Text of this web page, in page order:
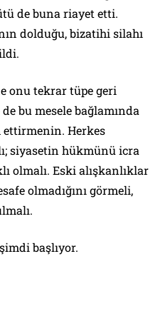
de buna riayet etti.
dolduğu, bizatihi silahı
onu tekrar tüpe geri
bu mesele bağlamında
Herkes
siyasetin hükmünü icra
olmalı. Eski alışkanlıklar
olmadığını görmeli,
başlıyor.